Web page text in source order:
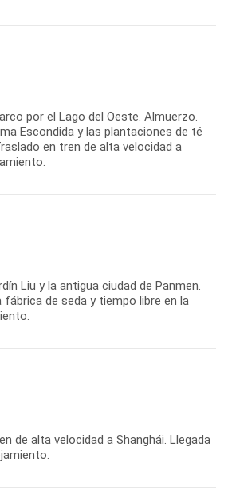
por el Lago del Oeste. Almuerzo.
Escondida y las plantaciones de té
en tren de alta velocidad a
Liu y la antigua ciudad de Panmen.
de seda y tiempo libre en la
de alta velocidad a Shanghái. Llegada